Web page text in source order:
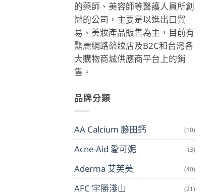
的藥師、美容師等醫護人員所創
辦的公司，主要是以進出口貿
易、美妝產品販售為主，目前有
醫麗網路藥妝店及B2C和台灣各
大購物商城供應商平台上的銷
售。
品牌分類
AA Calcium 藤田鈣 (10)
Acne-Aid 愛可妮 (3)
Aderma 艾芙美 (40)
AFC 宇勝淺山 (21)